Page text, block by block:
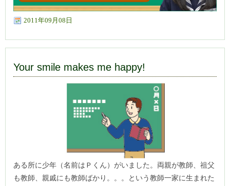
2011年09月08日
Your smile makes me happy!
ある所に少年（名前はＰくん）がいました。両親が教師、祖父
も教師、親戚にも教師ばかり。。。という教師一家に生まれた